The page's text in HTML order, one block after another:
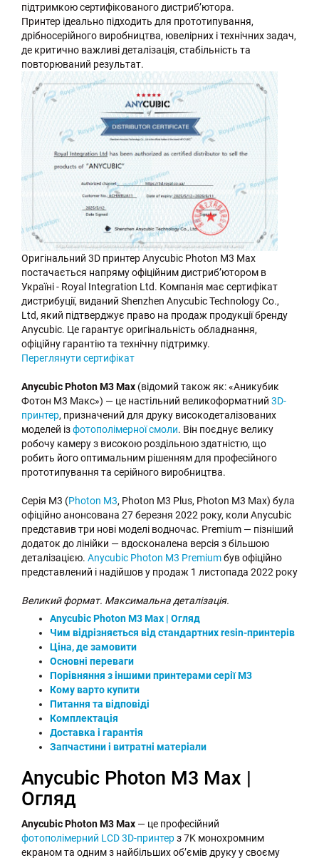
підтримкою сертифікованого дистриб’ютора.
Принтер ідеально підходить для прототипування,
дрібносерійного виробництва, ювелірних і технічних задач,
де критично важливі деталізація, стабільність та
повторюваний результат.
Оригінальний 3D принтер Anycubic Photon M3 Max
постачається напряму офіційним дистриб’ютором в
Україні - Royal Integration Ltd. Компанія має сертифікат
дистрибуції, виданий Shenzhen Anycubic Technology Co.,
Ltd, який підтверджує право на продаж продукції бренду
Anycubic. Це гарантує оригінальність обладнання,
офіційну гарантію та технічну підтримку.
Переглянути сертифікат
Anycubic Photon M3 Max (відомий також як: «Аникубик
Фотон М3 Макс») — це настільний великоформатний 3D-
принтер, призначений для друку високодеталізованих
моделей ізфотополімерної смоли. Він поєднує велику
робочу камеру з високою роздільною здатністю, що
робить його оптимальним рішенням для професійного
прототипування та серійного виробництва.
Серія M3 (Photon M3, Photon M3 Plus, Photon M3 Max) була
офіційно анонсована 27 березня 2022 року, коли Anycubic
представив три нові моделі водночас. Premium — пізніший
додаток до лінійки — вдосконалена версія з більшою
деталізацією. Anycubic Photon M3 Premiumбув офіційно
представлений і надійшов у продаж 1 листопада 2022 року
Великий формат. Максимальна деталізація.
Anycubic Photon M3 Max | Огляд
Чим відрізняється від стандартних resin-принтерів
Ціна, де замовити
Основні переваги
Порівняння з іншими принтерами серії M3
Кому варто купити
Питання та відповіді
Комплектація
Доставка і гарантія
Запчастини і витратні матеріали
Anycubic Photon M3 Max |
Огляд
Anycubic Photon M3 Max — це професійний
фотополімерний LCD 3D-принтерз 7K монохромним
екраном та одним з найбільших об’ємів друку у своєму